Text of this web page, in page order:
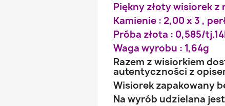
Piękny złoty wisiorek z
Kamienie : 2,00 x 3 ,
Próba złota : 0,585/
Waga wyrobu : 1,64g
Razem z wisiorkiem
autentyczności z
Wisiorek zapakowany
Na wyrób udzielana